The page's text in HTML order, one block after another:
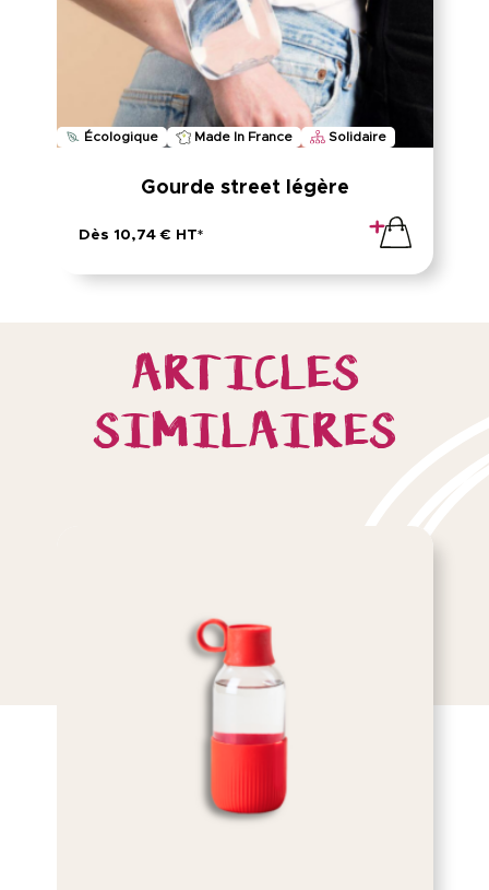
Écologique Made In France Solidaire
Gourde street légère
Dès 10,74 € HT*
ARTICLES
SIMILAIRES